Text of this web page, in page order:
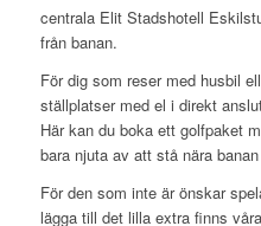
centrala Elit Stadshotell
från banan.
För dig som reser med husbil
ställplatser med el i direkt
Här kan du boka ett golfpaket
bara njuta av att stå nära
För den som inte är önskar
lägga till det lilla extra finns